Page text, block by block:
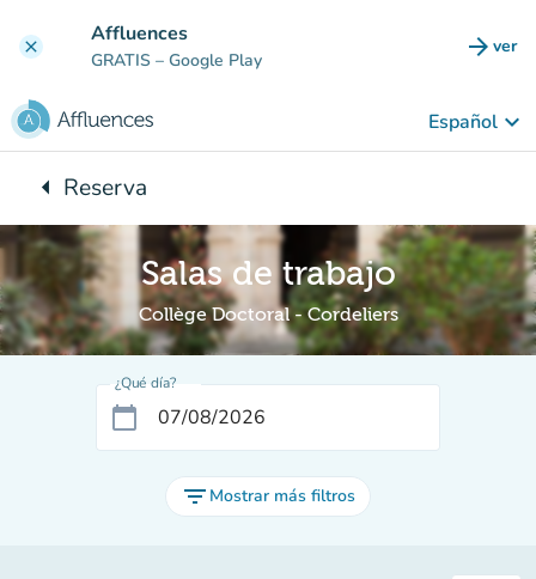
clear Affluences
GRATIS – Google Play arrow_forward ver
Español keyboard_arrow_down
arrow_leftVuelta:
Reserva
Salas de trabajo
Collège Doctoral - Cordeliers
¿Qué día?
calendar_today
filter_list Mostrar más filtros